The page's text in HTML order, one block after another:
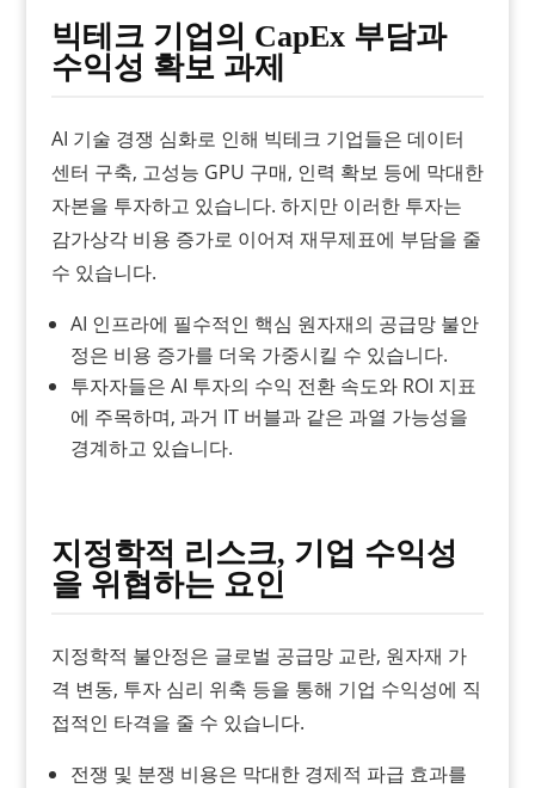
빅테크 기업의 CapEx 부담과
수익성 확보 과제
AI 기술 경쟁 심화로 인해 빅테크 기업들은 데이터
센터 구축, 고성능 GPU 구매, 인력 확보 등에 막대한
자본을 투자하고 있습니다. 하지만 이러한 투자는
감가상각 비용 증가로 이어져 재무제표에 부담을 줄
수 있습니다.
AI 인프라에 필수적인 핵심 원자재의 공급망 불안
정은 비용 증가를 더욱 가중시킬 수 있습니다.
투자자들은 AI 투자의 수익 전환 속도와 ROI 지표
에 주목하며, 과거 IT 버블과 같은 과열 가능성을
경계하고 있습니다.
지정학적 리스크, 기업 수익성
을 위협하는 요인
지정학적 불안정은 글로벌 공급망 교란, 원자재 가
격 변동, 투자 심리 위축 등을 통해 기업 수익성에 직
접적인 타격을 줄 수 있습니다.
전쟁 및 분쟁 비용은 막대한 경제적 파급 효과를